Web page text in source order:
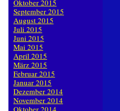
Oktober 2015
September 2015
August 2015
Juli 2015
Juni 2015
Mai 2015
April 2015
März 2015
Februar 2015
Januar 2015
Dezember 2014
November 2014
Oktober 2014